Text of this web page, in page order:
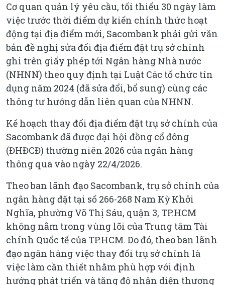
Cơ quan quản lý yêu cầu, tối thiểu 30 ngày làm
việc trước thời điểm dự kiến chính thức hoạt
động tại địa điểm mới, Sacombank phải gửi văn
bản đề nghị sửa đổi địa điểm đặt trụ sở chính
ghi trên giấy phép tới Ngân hàng Nhà nước
(NHNN) theo quy định tại Luật Các tổ chức tín
dụng năm 2024 (đã sửa đổi, bổ sung) cùng các
thông tư hướng dẫn liên quan của NHNN.
Kế hoạch thay đổi địa điểm đặt trụ sở chính của
Sacombank đã được đại hội đồng cổ đông
(ĐHĐCĐ) thường niên 2026 của ngân hàng
thông qua vào ngày 22/4/2026.
Theo ban lãnh đạo Sacombank, trụ sở chính của
ngân hàng đặt tại số 266-268 Nam Kỳ Khởi
Nghĩa, phường Võ Thị Sáu, quận 3, TP.HCM
không nằm trong vùng lõi của Trung tâm Tài
chính Quốc tế của TP.HCM. Do đó, theo ban lãnh
đạo ngân hàng việc thay đổi trụ sở chính là
việc làm cần thiết nhằm phù hợp với định
hướng phát triển và tăng độ nhận diện thương